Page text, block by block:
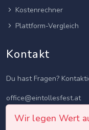
Kostenrechner
Plattform-Vergleich
Kontakt
Du hast Fragen?
office@eintollesfest.at
Wir legen Wert